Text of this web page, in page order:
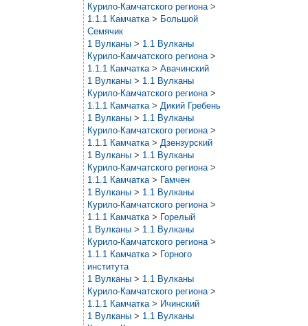
Курило-Камчатского региона >
1.1.1 Камчатка > Большой
Семячик
1 Вулканы > 1.1 Вулканы
Курило-Камчатского региона >
1.1.1 Камчатка > Авачинский
1 Вулканы > 1.1 Вулканы
Курило-Камчатского региона >
1.1.1 Камчатка > Дикий Гребень
1 Вулканы > 1.1 Вулканы
Курило-Камчатского региона >
1.1.1 Камчатка > Дзензурский
1 Вулканы > 1.1 Вулканы
Курило-Камчатского региона >
1.1.1 Камчатка > Гамчен
1 Вулканы > 1.1 Вулканы
Курило-Камчатского региона >
1.1.1 Камчатка > Горелый
1 Вулканы > 1.1 Вулканы
Курило-Камчатского региона >
1.1.1 Камчатка > Горного
института
1 Вулканы > 1.1 Вулканы
Курило-Камчатского региона >
1.1.1 Камчатка > Ичинский
1 Вулканы > 1.1 Вулканы